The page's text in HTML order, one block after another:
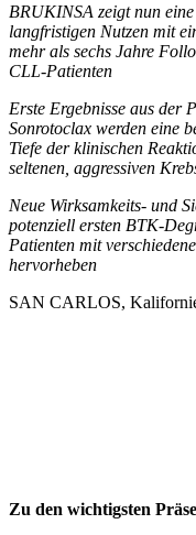
BRUKINSA zeigt nun
langfristigen Nutzen mit
mehr als sechs Jahre
CLL-Patienten
Erste Ergebnisse aus der
Sonrotoclax werden eine
Tiefe der klinischen
seltenen, aggressiven
Neue Wirksamkeits- und
potenziell ersten BTK-
Patienten mit
hervorheben
SAN CARLOS,
Zu den wichtigsten